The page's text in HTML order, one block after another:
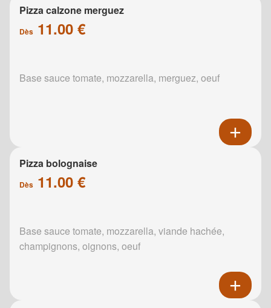
Pizza calzone merguez
Dès 11.00 €
Base sauce tomate, mozzarella, merguez, oeuf
Pizza bolognaise
Dès 11.00 €
Base sauce tomate, mozzarella, viande hachée,
champignons, oignons, oeuf